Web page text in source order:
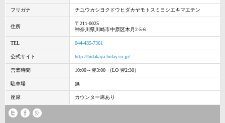
フリガナ チユウカシヨクドウヒダカヤモトスミヨシエキマエテン
住所
〒211-0025
神奈川県川崎市中原区木月2-5-6
TEL 044-435-7361
公式サイト http://hidakaya.hiday.co.jp/
営業時間 10:00～翌3:00 （LO 翌2:30）
駐車場 無
座席 カウンター席あり